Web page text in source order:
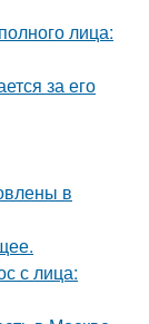
лица:
за его
в
с лица: